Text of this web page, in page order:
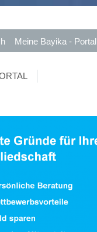
Meine Bayika - Portal